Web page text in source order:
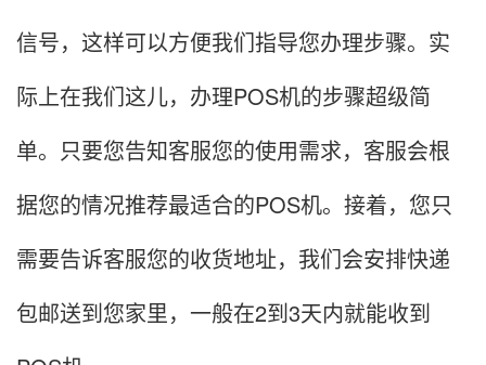
信号，这样可以方便我们指导您办理步骤。实
际上在我们这儿，办理POS机的步骤超级简
单。只要您告知客服您的使用需求，客服会根
据您的情况推荐最适合的POS机。接着，您只
需要告诉客服您的收货地址，我们会安排快递
包邮送到您家里，一般在2到3天内就能收到